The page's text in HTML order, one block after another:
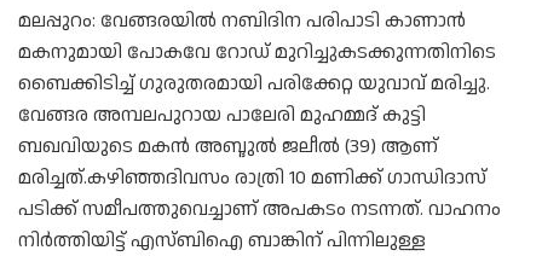
മലപ്പുറം: വേങ്ങരയില്‍ നബിദിന പരിപാടി കാണാന്‍
മകനുമായി പോകവേ റോഡ് മുറിച്ചുകടക്കുന്നതിനിടെ
ബൈക്കിടിച്ച് ഗുരുതരമായി പരിക്കേറ്റ യുവാവ് മരിച്ചു.
വേങ്ങര അമ്പലപുറായ പാലേരി മുഹമ്മദ് കുട്ടി
ബഖവിയുടെ മകന്‍ അബ്ദുല്‍ ജലീല്‍ (39) ആണ്
മരിച്ചത്.കഴിഞ്ഞദിവസം രാത്രി 10 മണിക്ക് ഗാന്ധിദാസ്
പടിക്ക് സമീപത്തുവെച്ചാണ് അപകടം നടന്നത്. വാഹനം
നിര്‍ത്തിയിട്ട് എസ്ബിഐ ബാങ്കിന് പിന്നിലുള്ള